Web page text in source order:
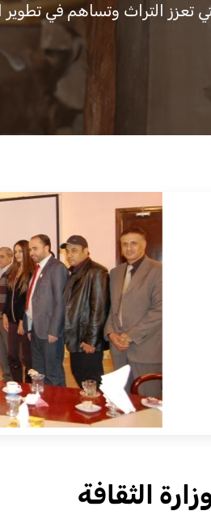
تعزز التراث وتساهم في
الثقافة